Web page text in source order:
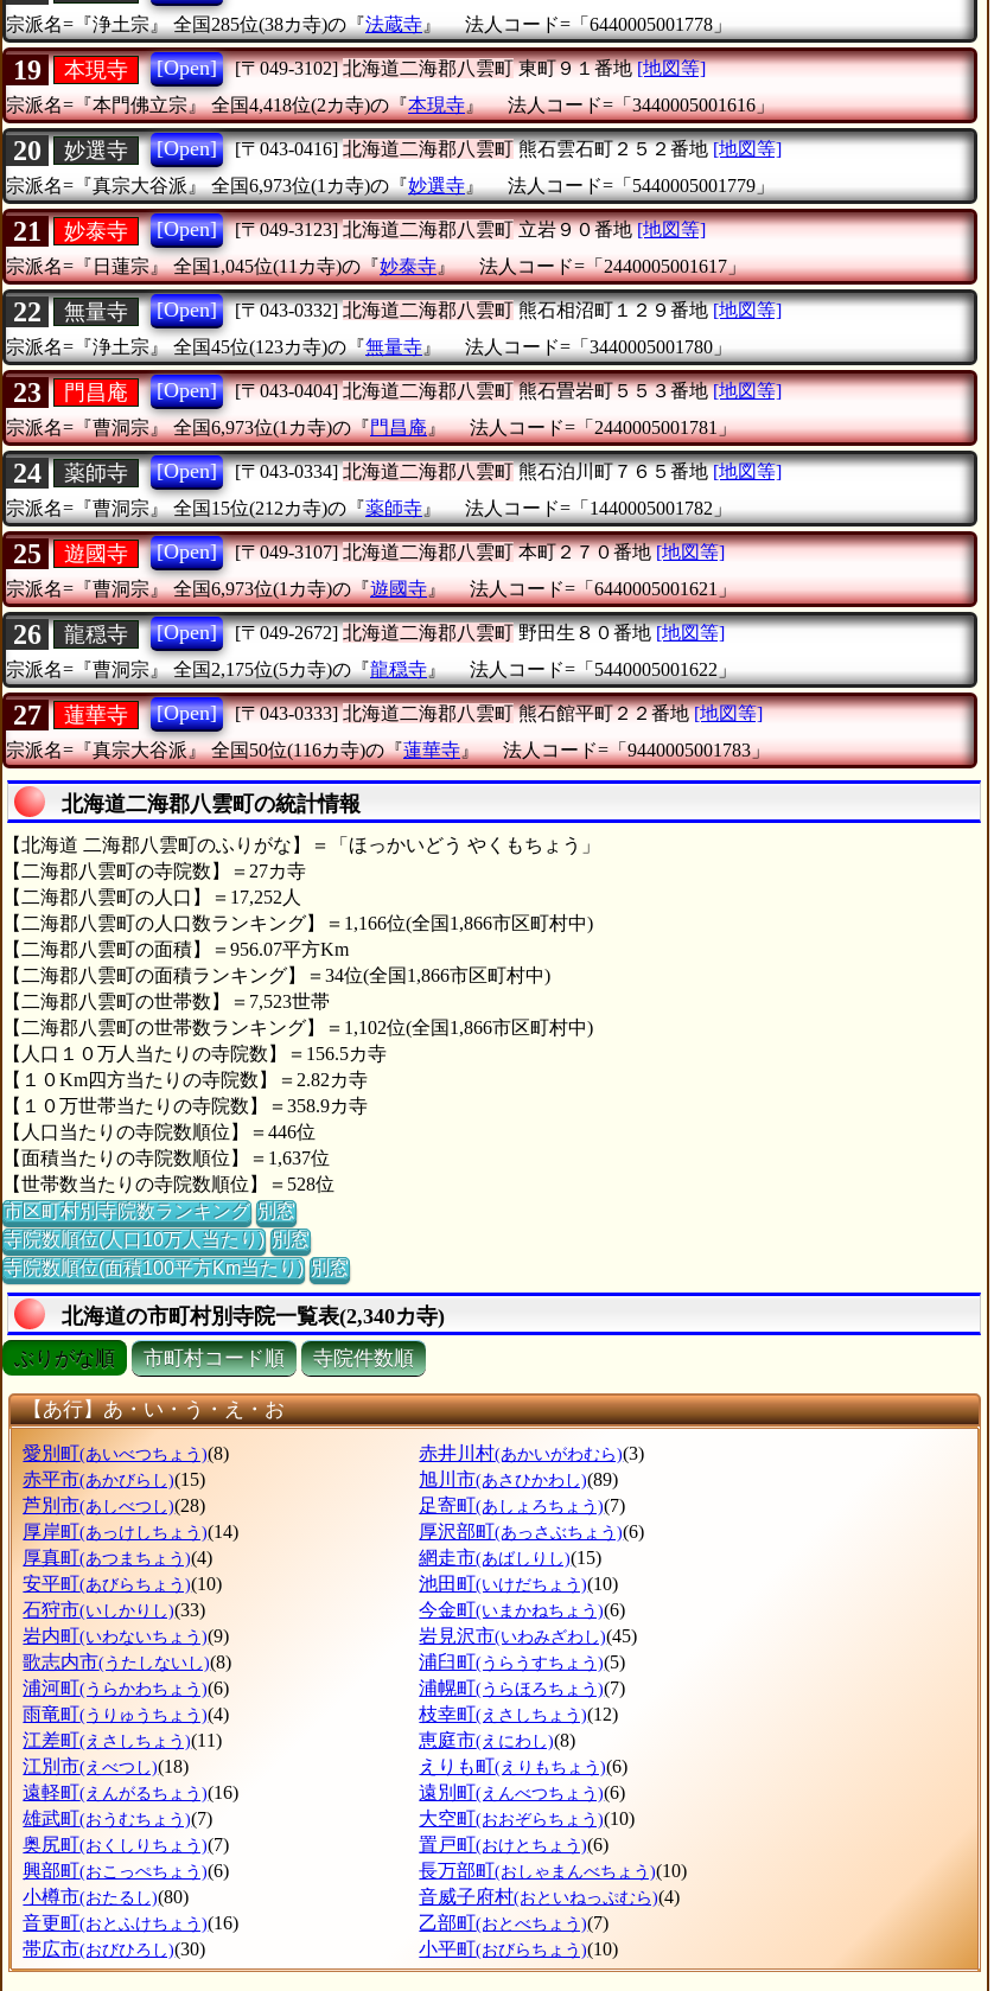
宗派名=『浄土宗』
全国285位(38カ寺)の『法蔵寺 』 法人コード=「6440005001778」
19 本現寺 [Open] [〒049-3102] 北海道二海郡八雲町東町９１番地 [地図等]
宗派名=『本門佛立宗』 全国4,418位(2カ寺)の『本現寺』 法人コード=「3440005001616」
20 妙選寺 [Open] [〒043-0416] 北海道二海郡八雲町熊石雲石町２５２番地 [地図等]
宗派名=『真宗大谷派』
全国6,973位(1カ寺)の『妙選寺 』 法人コード=「5440005001779」
21 妙泰寺 [Open] [〒049-3123] 北海道二海郡八雲町立岩９０番地 [地図等]
宗派名=『日蓮宗』 全国1,045位(11カ寺)の『妙泰寺』 法人コード=「2440005001617」
22 無量寺 [Open] [〒043-0332] 北海道二海郡八雲町熊石相沼町１２９番地 [地図等]
宗派名=『浄土宗』
全国45位(123カ寺)の『無量寺 』 法人コード=「3440005001780」
23 門昌庵 [Open] [〒043-0404] 北海道二海郡八雲町熊石畳岩町５５３番地 [地図等]
宗派名=『曹洞宗』 全国6,973位(1カ寺)の『門昌庵』 法人コード=「2440005001781」
24 薬師寺 [Open] [〒043-0334] 北海道二海郡八雲町熊石泊川町７６５番地 [地図等]
宗派名=『曹洞宗』
全国15位(212カ寺)の『薬師寺 』 法人コード=「1440005001782」
25 遊國寺 [Open] [〒049-3107] 北海道二海郡八雲町本町２７０番地 [地図等]
宗派名=『曹洞宗』 全国6,973位(1カ寺)の『遊國寺』 法人コード=「6440005001621」
26 龍穏寺 [Open] [〒049-2672] 北海道二海郡八雲町野田生８０番地 [地図等]
宗派名=『曹洞宗』
全国2,175位(5カ寺)の『龍穏寺 』 法人コード=「5440005001622」
27 蓮華寺 [Open] [〒043-0333] 北海道二海郡八雲町熊石館平町２２番地 [地図等]
宗派名=『真宗大谷派』 全国50位(116カ寺)の『蓮華寺』 法人コード=「9440005001783」
北海道二海郡八雲町の統計情報
【北海道 二海郡八雲町のふりがな】＝「ほっかいどう やくもちょう」
【二海郡八雲町の寺院数】＝27カ寺
【二海郡八雲町の人口】＝17,252人
【二海郡八雲町の人口数ランキング】＝1,166位(全国1,866市区町村中)
【二海郡八雲町の面積】＝956.07平方Km
【二海郡八雲町の面積ランキング】＝34位(全国1,866市区町村中)
【二海郡八雲町の世帯数】＝7,523世帯
【二海郡八雲町の世帯数ランキング】＝1,102位(全国1,866市区町村中)
【人口１０万人当たりの寺院数】＝156.5カ寺
【１０Km四方当たりの寺院数】＝2.82カ寺
【１０万世帯当たりの寺院数】＝358.9カ寺
【人口当たりの寺院数順位】＝446位
【面積当たりの寺院数順位】＝1,637位
【世帯数当たりの寺院数順位】＝528位
市区町村別寺院数ランキング 別窓
寺院数順位(人口10万人当たり) 別窓
寺院数順位(面積100平方Km当たり) 別窓
北海道の市町村別寺院一覧表(2,340カ寺)
ぶりがな順 市町村コード順 寺院件数順
【あ行】あ・い・う・え・お
愛別町(あいべつちょう)(8) 赤井川村(あかいがわむら)(3)
赤平市(あかびらし)(15) 旭川市(あさひかわし)(89)
芦別市(あしべつし)(28) 足寄町(あしょろちょう)(7)
厚岸町(あっけしちょう)(14) 厚沢部町(あっさぶちょう)(6)
厚真町(あつまちょう)(4) 網走市(あばしりし)(15)
安平町(あびらちょう)(10) 池田町(いけだちょう)(10)
石狩市(いしかりし)(33) 今金町(いまかねちょう)(6)
岩内町(いわないちょう)(9) 岩見沢市(いわみざわし)(45)
歌志内市(うたしないし)(8) 浦臼町(うらうすちょう)(5)
浦河町(うらかわちょう)(6) 浦幌町(うらほろちょう)(7)
雨竜町(うりゅうちょう)(4) 枝幸町(えさしちょう)(12)
江差町(えさしちょう)(11) 恵庭市(えにわし)(8)
江別市(えべつし)(18) えりも町(えりもちょう)(6)
遠軽町(えんがるちょう)(16) 遠別町(えんべつちょう)(6)
雄武町(おうむちょう)(7) 大空町(おおぞらちょう)(10)
奥尻町(おくしりちょう)(7) 置戸町(おけとちょう)(6)
興部町(おこっぺちょう)(6) 長万部町(おしゃまんべちょう)(10)
小樽市(おたるし)(80) 音威子府村(おといねっぷむら)(4)
音更町(おとふけちょう)(16) 乙部町(おとべちょう)(7)
帯広市(おびひろし)(30) 小平町(おびらちょう)(10)